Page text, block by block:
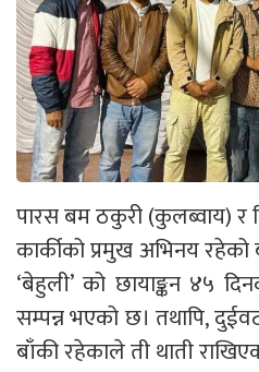
पारस बम ठकुरी (कुलब्वाय) र
कार्कीको प्रमुख अभिनय रहेको
‘बेहुली’ को छायाङ्कन ४५
सम्पन्न भएको छ। तथापि,
बाँकी रहेकाले ती थाती